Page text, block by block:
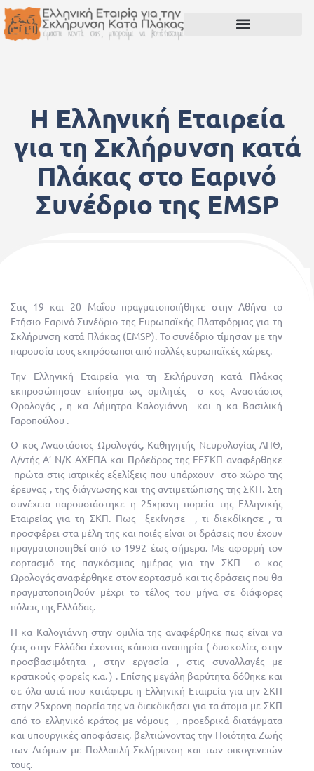
Η Ελληνική Εταιρεία
για τη Σκλήρυνση κατά
Πλάκας στο Εαρινό
Συνέδριο της EMSP
Στις 19 και 20 Μαΐου πραγματοποιήθηκε στην Αθήνα το
Ετήσιο Εαρινό Συνέδριο της Ευρωπαϊκής Πλατφόρμας για τη
Σκλήρυνση κατά Πλάκας (EMSP). Το συνέδριο τίμησαν με την
παρουσία τους εκπρόσωποι από πολλές ευρωπαϊκές χώρες.
Την Ελληνική Εταιρεία για τη Σκλήρυνση κατά Πλάκας
εκπροσώπησαν επίσημα ως ομιλητές ο κος Αναστάσιος
Ωρολογάς , η κα Δήμητρα Καλογιάννη και η κα Βασιλική
Γαροπούλου .
Ο κος Αναστάσιος Ωρολογάς, Καθηγητής Νευρολογίας ΑΠΘ,
Δ/ντής Α’ Ν/Κ ΑΧΕΠΑ και Πρόεδρος της ΕΕΣΚΠ αναφέρθηκε
πρώτα στις ιατρικές εξελίξεις που υπάρχουν στο χώρο της
έρευνας , της διάγνωσης και της αντιμετώπισης της ΣΚΠ. Στη
συνέχεια παρουσιάστηκε η 25χρονη πορεία της Ελληνικής
Εταιρείας για τη ΣΚΠ. Πως ξεκίνησε , τι διεκδίκησε , τι
προσφέρει στα μέλη της και ποιές είναι οι δράσεις που έχουν
πραγματοποιηθεί από το 1992 έως σήμερα. Με αφορμή τον
εορτασμό της παγκόσμιας ημέρας για την ΣΚΠ ο κος
Ωρολογάς αναφέρθηκε στον εορτασμό και τις δράσεις που θα
πραγματοποιηθούν μέχρι το τέλος του μήνα σε διάφορες
πόλεις της Ελλάδας.
Η κα Καλογιάννη στην ομιλία της αναφέρθηκε πως είναι να
ζεις στην Ελλάδα έχοντας κάποια αναπηρία ( δυσκολίες στην
προσβασιμότητα , στην εργασία , στις συναλλαγές με
κρατικούς φορείς κ.α. ) . Επίσης μεγάλη βαρύτητα δόθηκε και
σε όλα αυτά που κατάφερε η Ελληνική Εταιρεία για την ΣΚΠ
στην 25χρονη πορεία της να διεκδικήσει για τα άτομα με ΣΚΠ
από το ελληνικό κράτος με νόμους , προεδρικά διατάγματα
και υπουργικές αποφάσεις, βελτιώνοντας την Ποιότητα Ζωής
των Ατόμων με Πολλαπλή Σκλήρυνση και των οικογενειών
τους.